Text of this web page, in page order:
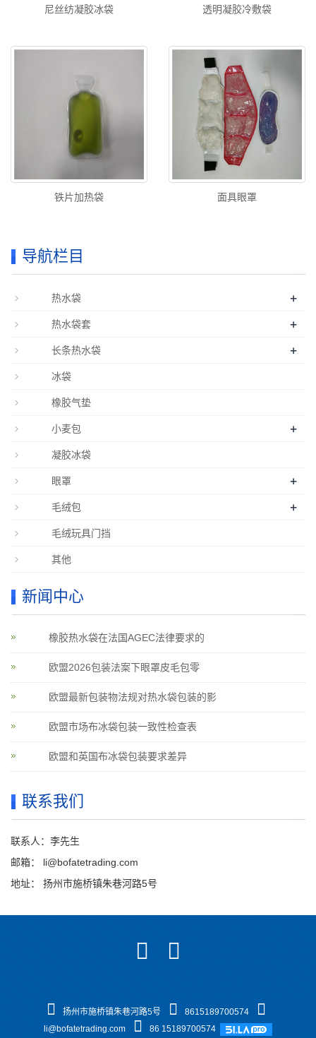
尼丝纺凝胶冰袋 透明凝胶冷敷袋
铁片加热袋 面具眼罩
导航栏目
热水袋 +
热水袋套 +
长条热水袋 +
冰袋
橡胶气垫
小麦包 +
凝胶冰袋
眼罩 +
毛绒包 +
毛绒玩具门挡
其他
新闻中心
橡胶热水袋在法国AGEC法律要求的
欧盟2026包装法案下眼罩皮毛包零
欧盟最新包装物法规对热水袋包装的影
欧盟市场布冰袋包装一致性检查表
欧盟和英国布冰袋包装要求差异
联系我们
联系人：李先生
邮箱：
li@bofatetrading.com
地址： 扬州市施桥镇朱巷河路5号
扬州市施桥镇朱巷河路5号
8615189700574
li@bofatetrading.com
86 15189700574